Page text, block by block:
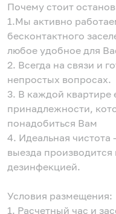
Почему стоит
1.Мы активно
бесконтактного
любое удобное для
2. Всегда на связи и
непростых вопросах.
3. В каждой квартире
принадлежности,
понадобиться Вам
4. Идеальная
выезда производится
дезинфекцией.
Условия размещения:
1. Расчетный час и